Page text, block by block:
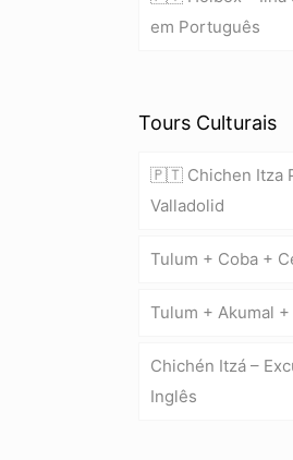
em Português
Tours Culturais
🇵🇹 Chichen Itza
Valladolid
Tulum + Coba +
Tulum + Akumal
Chichén Itzá –
Inglês